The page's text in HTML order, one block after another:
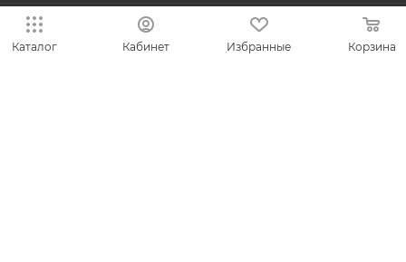
ЛИЧНЫЙ КАБИНЕТ
Каталог Кабинет Избранные Корзина